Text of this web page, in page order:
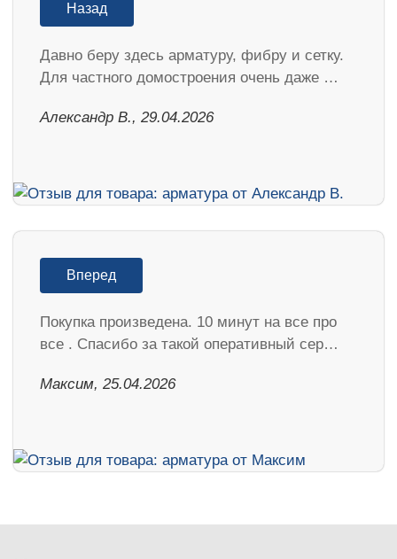
Назад
Давно беру здесь арматуру, фибру и сетку.
Для частного домостроения очень даже …
Александр В., 29.04.2026
Вперед
Покупка произведена. 10 минут на все про
все . Спасибо за такой оперативный сер…
Максим, 25.04.2026